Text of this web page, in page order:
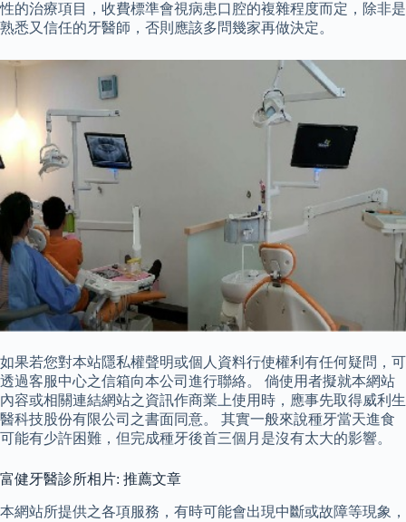
性的治療項目，收費標準會視病患口腔的複雜程度而定，除非是
熟悉又信任的牙醫師，否則應該多問幾家再做決定。
如果若您對本站隱私權聲明或個人資料行使權利有任何疑問，可
透過客服中心之信箱向本公司進行聯絡。 倘使用者擬就本網站
內容或相關連結網站之資訊作商業上使用時，應事先取得威利生
醫科技股份有限公司之書面同意。 其實一般來說種牙當天進食
可能有少許困難，但完成種牙後首三個月是沒有太大的影響。
富健牙醫診所相片: 推薦文章
本網站所提供之各項服務，有時可能會出現中斷或故障等現象，